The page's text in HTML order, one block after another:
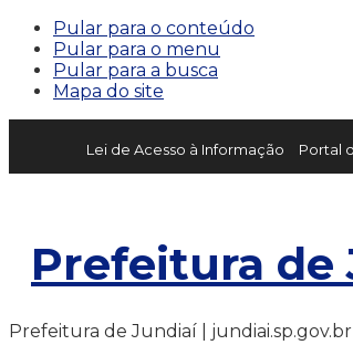
Pular para o conteúdo
Pular para o menu
Pular para a busca
Mapa do site
Lei de Acesso à Informação Portal
Prefeitura de
Prefeitura de Jundiaí | jundiai.sp.gov.br